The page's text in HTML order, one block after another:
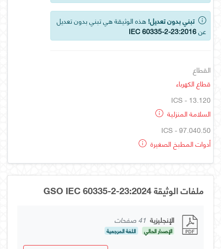
تبني بدون تعديل! هذه الوثيقة هي تبني بدون تعديل
عنIEC 60335-2-23:2016
القطاع
قطاع الكهرباء
ICS - 13.120
السلامة المنزلية
ICS - 97.040.50
أدوات المطبخ الصغيرة
ملفات الوثيقة GSO IEC 60335-2-23:2024
الإنجليزية 41 صفحات
الإصدار الحالي اللغة المرجعية